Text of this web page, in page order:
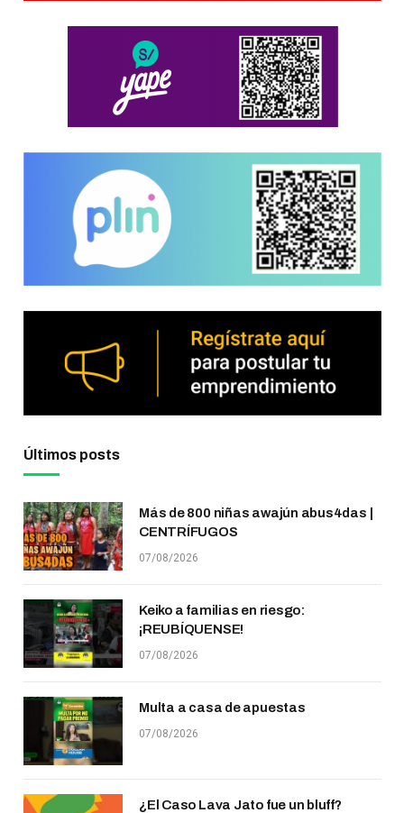
Últimos posts
Más de 800 niñas awajún abus4das |
CENTRÍFUGOS
07/08/2026
Keiko a familias en riesgo:
¡REUBÍQUENSE!
07/08/2026
Multa a casa de apuestas
07/08/2026
¿El Caso Lava Jato fue un bluff?